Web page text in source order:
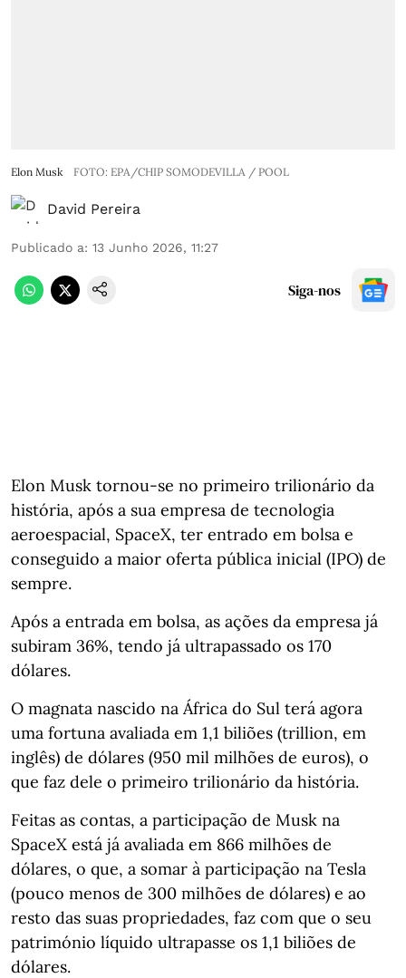
Elon Musk FOTO: EPA/CHIP SOMODEVILLA / POOL
David Pereira
Publicado a: 13 Junho 2026, 11:27
Siga-nos
Elon Musk tornou-se no primeiro trilionário da
história, após a sua empresa de tecnologia
aeroespacial, SpaceX, ter entrado em bolsa e
conseguido a maior oferta pública inicial (IPO) de
sempre.
Após a entrada em bolsa, as ações da empresa já
subiram 36%, tendo já ultrapassado os 170
dólares.
O magnata nascido na África do Sul terá agora
uma fortuna avaliada em 1,1 biliões (trillion, em
inglês) de dólares (950 mil milhões de euros), o
que faz dele o primeiro trilionário da história.
Feitas as contas, a participação de Musk na
SpaceX está já avaliada em 866 milhões de
dólares, o que, a somar à participação na Tesla
(pouco menos de 300 milhões de dólares) e ao
resto das suas propriedades, faz com que o seu
património líquido ultrapasse os 1,1 biliões de
dólares.